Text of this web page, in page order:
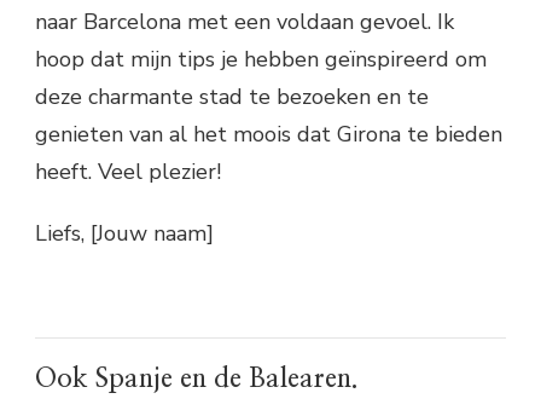
naar Barcelona met een voldaan gevoel. Ik
hoop dat mijn tips je hebben geïnspireerd om
deze charmante stad te bezoeken en te
genieten van al het moois dat Girona te bieden
heeft. Veel plezier!
Liefs, [Jouw naam]
Ook Spanje en de Balearen.